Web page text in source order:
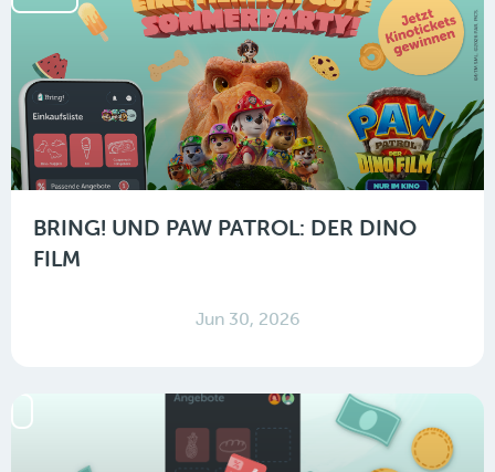
BRING! UND PAW PATROL: DER DINO
FILM
Jun 30, 2026